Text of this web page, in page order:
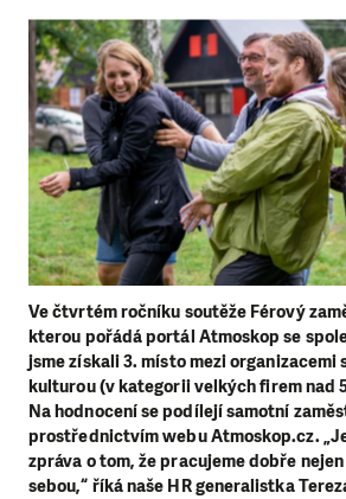
Ve čtvrtém ročníku soutěže Férový
kterou pořádá portál Atmoskop se
jsme získali 3. místo mezi organizacemi
kulturou (v kategorii velkých firem nad
Na hodnocení se podílejí samotní
prostřednictvím webu Atmoskop.cz.
zpráva o tom, že pracujeme dobře
sebou,“ říká naše HR generalistka